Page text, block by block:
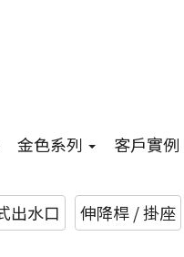
金色系列 客戶實例
出水口 伸降桿 / 掛座